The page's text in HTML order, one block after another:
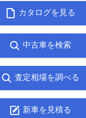
カタログを見る
中古車を検索
査定相場を調べる
新車を見積る